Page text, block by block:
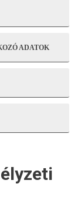
ADATOK